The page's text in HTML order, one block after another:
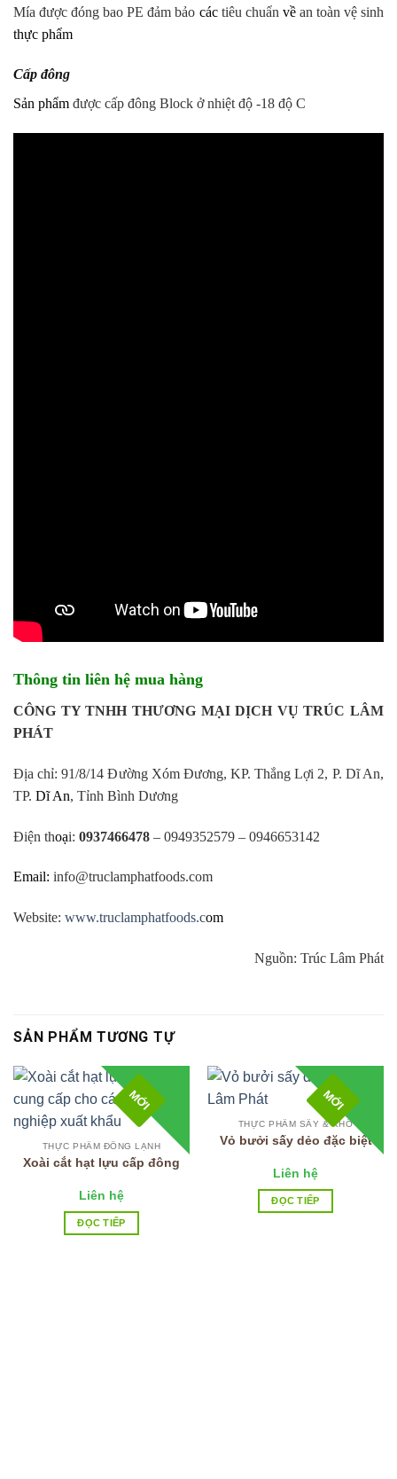
Mía được đóng bao PE đảm bảo cáctiêu chuẩn vềan toàn vệ sinh
thực phẩm
Cấp đông
Sản phẩm được cấp đông Block ở nhiệt độ -18 độ C
Thông tin liên hệ mua hàng
CÔNG TY TNHH THƯƠNG MẠI DỊCH VỤ TRÚC LÂM
PHÁT
Địa chỉ: 91/8/14 Đường Xóm Đương, KP. Thắng Lợi 2, P. Dĩ An,
TP. Dĩ An, Tỉnh Bình Dương
Điện thoại: 0937466478 – 0949352579 – 0946653142
Email: info@truclamphatfoods.com
Website: www.truclamphatfoods.com
Nguồn: Trúc Lâm Phát
SẢN PHẨM TƯƠNG TỰ
MỚI
THỰC PHẨM ĐÔNG LẠNH
Xoài cắt hạt lựu cấp đông
Liên hệ
ĐỌC TIẾP
MỚI
THỰC PHẨM SẤY & KHÔ
Vỏ bưởi sấy dẻo đặc biệt
Liên hệ
ĐỌC TIẾP